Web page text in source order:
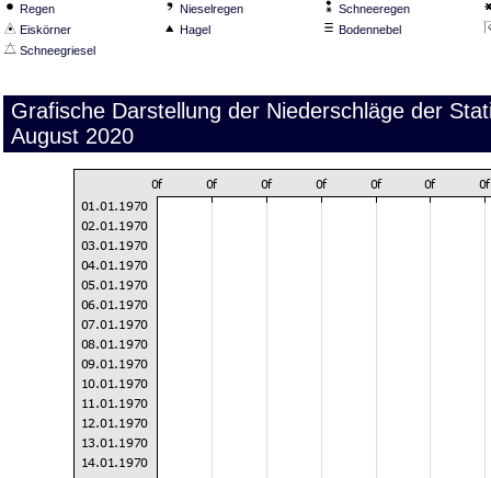
Regen Nieselregen
Schneeregen
Eiskörner
Hagel
Bodennebel
Schneegriesel
Grafische Darstellung der Niederschläge der
August 2020